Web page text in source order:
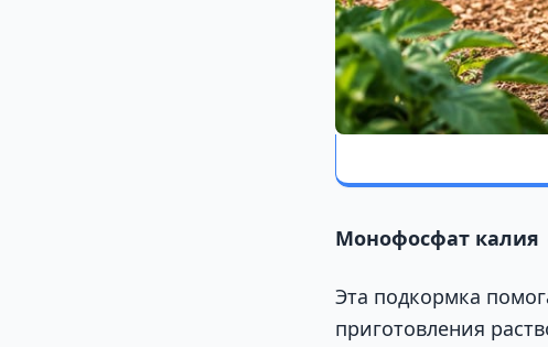
Монофосфат калия
Эта подкормка
приготовления